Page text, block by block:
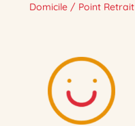
Domicile / Point Retrait